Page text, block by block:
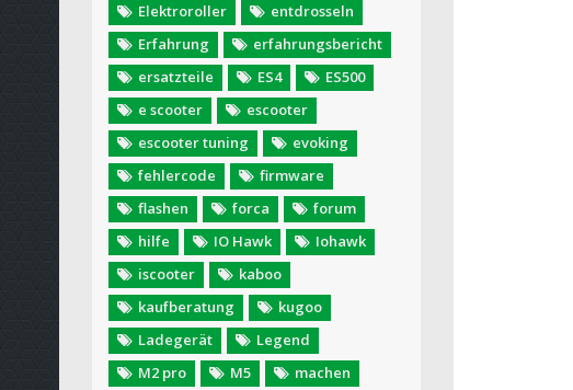
Elektroroller
entdrosseln
Erfahrung
erfahrungsbericht
ersatzteile
ES4
ES500
e scooter
escooter
escooter tuning
evoking
fehlercode
firmware
flashen
forca
forum
hilfe
IO Hawk
Iohawk
iscooter
kaboo
kaufberatung
kugoo
Ladegerät
Legend
M2 pro
M5
machen